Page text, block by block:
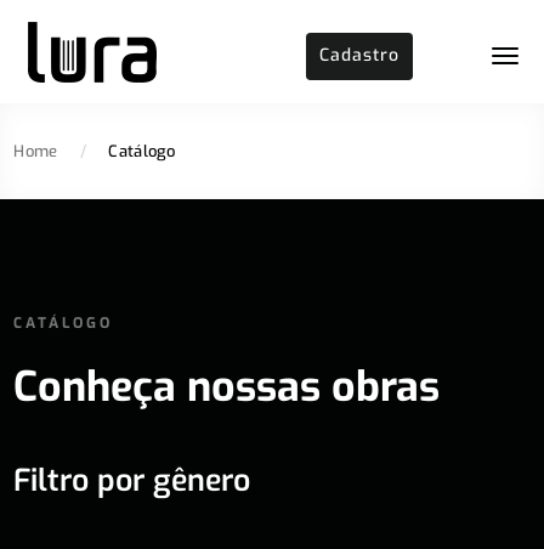
Cadastro
Home / Catálogo
CATÁLOGO
Conheça nossas obras
Filtro por gênero